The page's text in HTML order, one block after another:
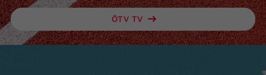
ÖTV TV